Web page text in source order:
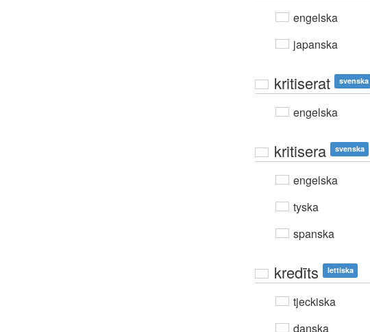
engelska
japanska
kritiserat svenska
engelska
kritisera svenska
engelska
tyska
spanska
kredīts lettiska
tjeckiska
danska